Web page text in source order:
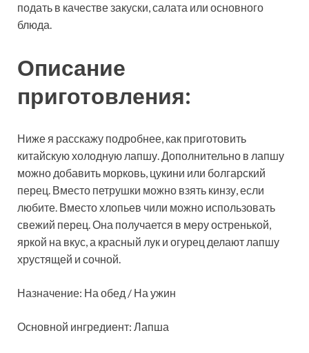
подать в качестве закуски, салата или основного
блюда.
Описание
приготовления:
Ниже я расскажу подробнее, как приготовить
китайскуюхолодную лапшу. Дополнительно в лапшу
можно добавить морковь, цукини или болгарский
перец. Вместо петрушки можно взять кинзу, если
любите. Вместо хлопьев чили можно использовать
свежий перец. Она получается в меру остренькой,
яркой на вкус, а красный лук и огурец делают лапшу
хрустящей и сочной.
Назначение: На обед / На ужин
Основной ингредиент: Лапша